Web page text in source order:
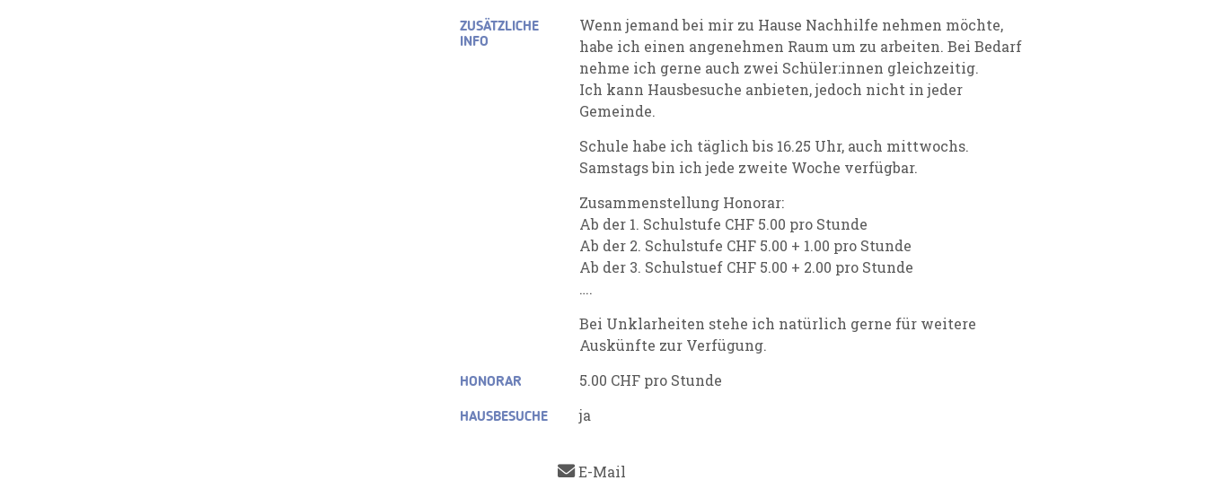
ZUSÄTZLICHE
INFO
Wenn jemand bei mir zu Hause Nachhilfe nehmen möchte,
habe ich einen angenehmen Raum um zu arbeiten. Bei Bedarf
nehme ich gerne auch zwei Schüler:innen gleichzeitig.
Ich kann Hausbesuche anbieten, jedoch nicht in jeder
Gemeinde.
Schule habe ich täglich bis 16.25 Uhr, auch mittwochs.
Samstags bin ich jede zweite Woche verfügbar.
Zusammenstellung Honorar:
Ab der 1. Schulstufe CHF 5.00 pro Stunde
Ab der 2. Schulstufe CHF 5.00 + 1.00 pro Stunde
Ab der 3. Schulstuef CHF 5.00 + 2.00 pro Stunde
….
Bei Unklarheiten stehe ich natürlich gerne für weitere
Auskünfte zur Verfügung.
HONORAR 5.00 CHF pro Stunde
HAUSBESUCHE ja
E-Mail